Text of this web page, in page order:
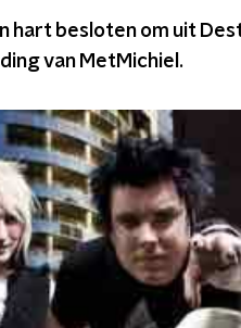
hart besloten om uit
van MetMichiel.